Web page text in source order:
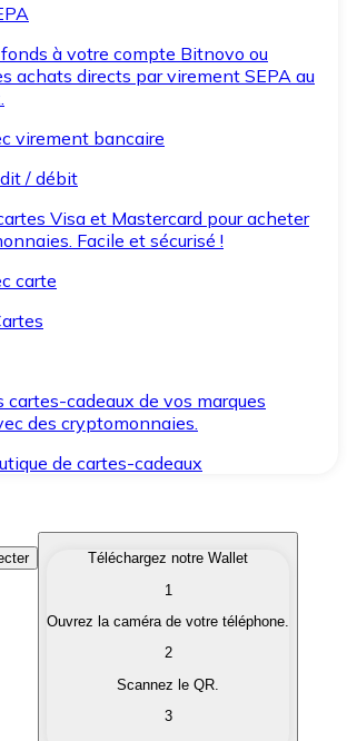
à votre compte Bitnovo ou
achats directs par virement SEPA au
virement bancaire
/ débit
Visa et Mastercard pour acheter
Facile et sécurisé !
carte
cartes-cadeaux de vos marques
des cryptomonnaies.
de cartes-cadeaux
cryptomonnaies qui vous intéressent
vos cryptomonnaies en monnaie
Téléchargez notre Wallet
1
Ouvrez la caméra de votre téléphone.
2
Scannez le QR.
3